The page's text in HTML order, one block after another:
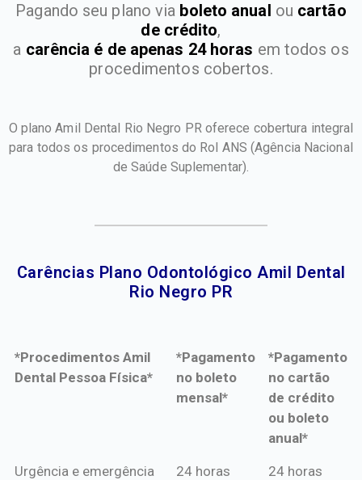
Pagando seu plano via boleto anual ou cartão
de crédito,
a carência é de apenas 24 horas em todos os
procedimentos cobertos.
O plano Amil Dental Rio Negro PR oferece cobertura integral
para todos os procedimentos do Rol ANS(Agência Nacional
de Saúde Suplementar).
Carências Plano Odontológico Amil Dental
Rio Negro PR​
*Procedimentos Amil
Dental Pessoa Física*
*Pagamento
no boleto
mensal*
*Pagamento
no cartão
de crédito
ou boleto
anual*
*Procedimentos Amil
*Pagamento
*Pagamento
Urgência e emergência 24 horas 24 horas